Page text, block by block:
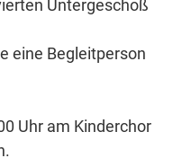
Untergeschoß
eine Begleitperson
Uhr am Kinderchor